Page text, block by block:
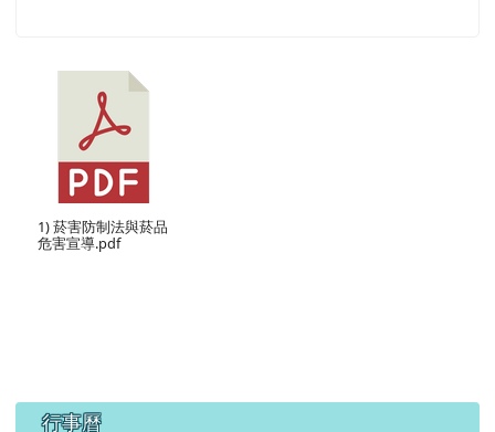
1) 菸害防制法與菸品
危害宣導.pdf
下中區域內容
行事曆